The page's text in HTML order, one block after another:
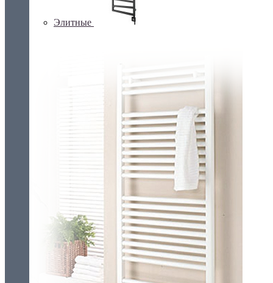
Элитные